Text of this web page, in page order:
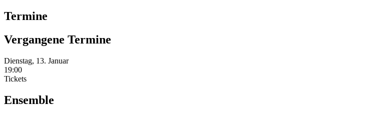
Termine
Vergangene Termine
Dienstag, 13. Januar
19:00
Tickets
Ensemble